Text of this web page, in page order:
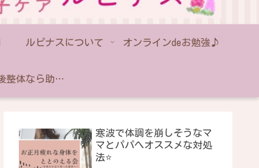
ルピナスについて オンラインdeお勉強♪
藤沢の産後整体なら助産師のいるルピナス｜産後骨盤矯正・出張対応
寒波で体調を崩しそうなマ
マとパパへオススメな対処
法⭐️